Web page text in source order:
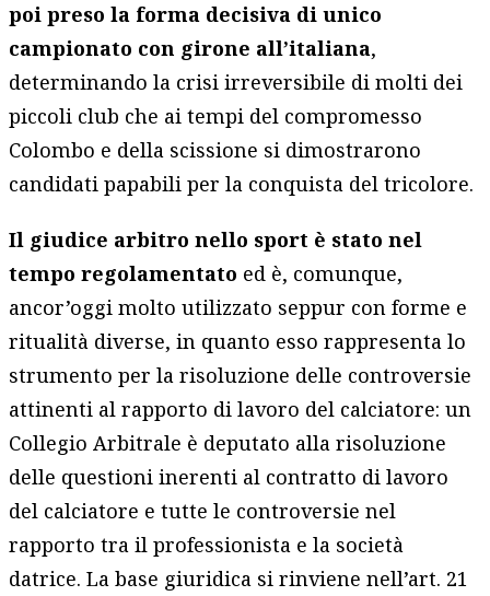
poi preso la forma decisiva di unico
campionato con girone all’italiana,
determinando la crisi irreversibile di molti dei
piccoli club che ai tempi del compromesso
Colombo e della scissione si dimostrarono
candidati papabili per la conquista del tricolore.
Il giudice arbitro nello sport è stato nel
tempo regolamentato ed è, comunque,
ancor’oggi molto utilizzato seppur con forme e
ritualità diverse, in quanto esso rappresenta lo
strumento per la risoluzione delle controversie
attinenti al rapporto di lavoro del calciatore: un
Collegio Arbitrale è deputato alla risoluzione
delle questioni inerenti al contratto di lavoro
del calciatore e tutte le controversie nel
rapporto tra il professionista e la società
datrice. La base giuridica si rinviene nell’art. 21